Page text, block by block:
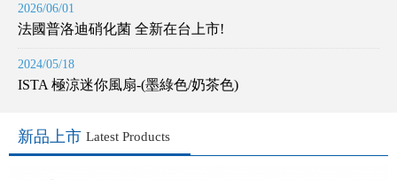
2026/06/01
法國普洛迪硝化菌 全新在台上市!
2024/05/18
ISTA 極涼迷你風扇-(墨綠色/奶茶色)
新品上市